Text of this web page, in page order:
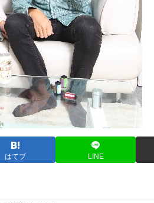
はてブ LINE